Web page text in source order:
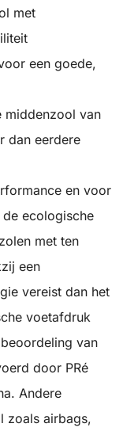
met
een goede,
middenzool van
dan eerdere
en voor
ecologische
met ten
een
vereist dan het
voetafdruk
van
door PRé
Andere
zoals airbags,